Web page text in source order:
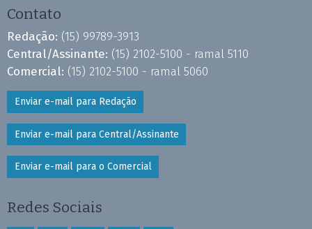
Contato
Redação: (15) 99789-3913
Central/Assinante: (15) 2102-5100 - ramal 5110
Comercial: (15) 2102-5100 - ramal 5060
Enviar e-mail para Redação
Enviar e-mail para Central/Assinante
Enviar e-mail para o Comercial
Redes Sociais